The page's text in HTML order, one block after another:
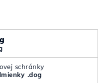
schránky
.dog